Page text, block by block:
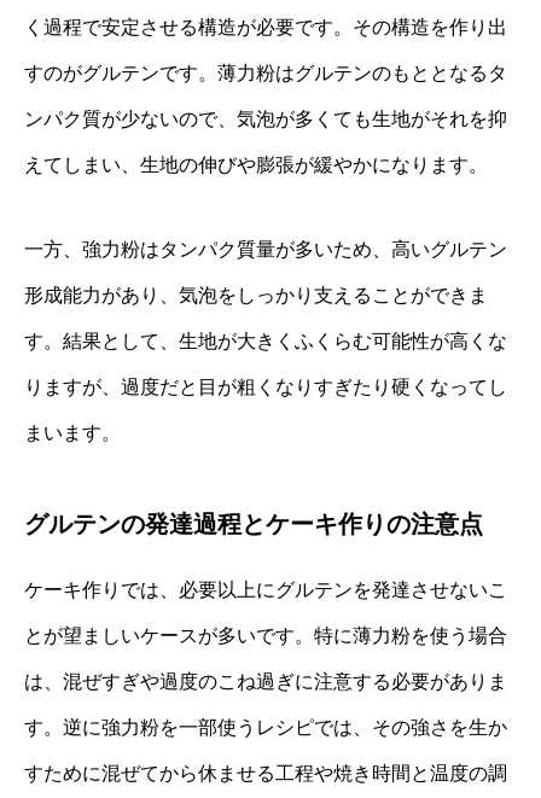
く過程で安定させる構造が必要です。その構造を作り出
すのがグルテンです。薄力粉はグルテンのもととなるタ
ンパク質が少ないので、気泡が多くても生地がそれを抑
えてしまい、生地の伸びや膨張が緩やかになります。
一方、強力粉はタンパク質量が多いため、高いグルテン
形成能力があり、気泡をしっかり支えることができま
す。結果として、生地が大きくふくらむ可能性が高くな
りますが、過度だと目が粗くなりすぎたり硬くなってし
まいます。
グルテンの発達過程とケーキ作りの注意点
ケーキ作りでは、必要以上にグルテンを発達させないこ
とが望ましいケースが多いです。特に薄力粉を使う場合
は、混ぜすぎや過度のこね過ぎに注意する必要がありま
す。逆に強力粉を一部使うレシピでは、その強さを生か
すために混ぜてから休ませる工程や焼き時間と温度の調